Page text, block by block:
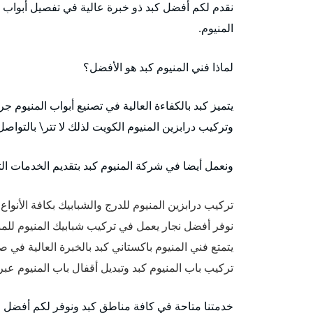
نقدم لكم أفضل كبد ذو خبرة عالية في تفصيل أبواب
المنيوم.
لماذا فني المنيوم كبد هو الأفضل؟
يتميز كبد بالكفاءة العالية في تصنيع أبواب
وتركيب درابزين المنيوم الكويت لذلك لا تتر\
ونعمل أيضا في شركة المنيوم كبد بتقديم الخدمات
تركيب درابزين المنيوم للدرج والشبابيك بكافة
نوفر أفضل نجار يعمل في تركيب شبابيك المنيوم
يتمتع فني المنيوم باكستاني كبد بالخبرة العالية
تركيب باب المنيوم كبد وتبديل أقفال باب المنيوم
خدمتنا متاحة في كافة مناطق كبد ونوفر لكم أفضل